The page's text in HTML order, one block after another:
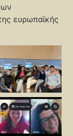
ευρωπαϊκής